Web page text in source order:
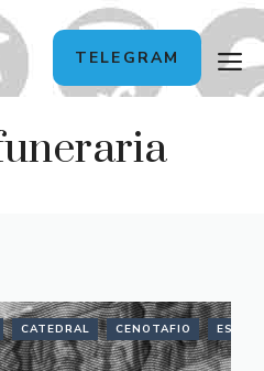
TELEGRAM
CATEDRAL CENOTAFIO